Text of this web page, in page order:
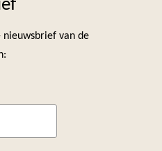
nieuwsbrief van de